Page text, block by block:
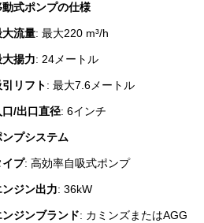
動式ポンプの仕様
大流量: 最大220 m³/h
大揚力: 24メートル
引リフト: 最大7.6メートル
口/出口直径: 6インチ
ンプシステム
イプ: 高効率自吸式ポンプ
ンジン出力: 36kW
ンジンブランド: カミンズまたはAGG